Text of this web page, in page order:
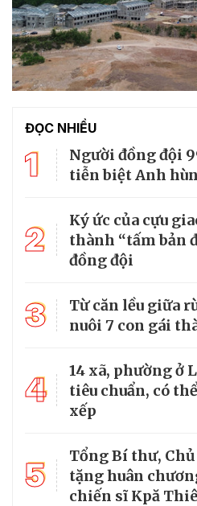
ĐỌC NHIỀU
1
Người đồng đội
tiễn biệt Anh
2
Ký ức của cựu
thành “tấm bản
đồng đội
3
Từ căn lều giữa
nuôi 7 con gái
4
14 xã, phường ở
tiêu chuẩn, có
xếp
5
Tổng Bí thư,
tặng huân
chiến sĩ Kpă